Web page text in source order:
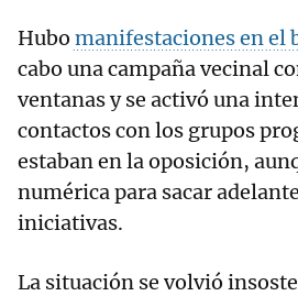
Hubo manifestaciones en el
cabo una campaña vecinal
ventanas y se activó una
contactos con los grupos
estaban en la oposición,
numérica para sacar
iniciativas.
La situación se volvió